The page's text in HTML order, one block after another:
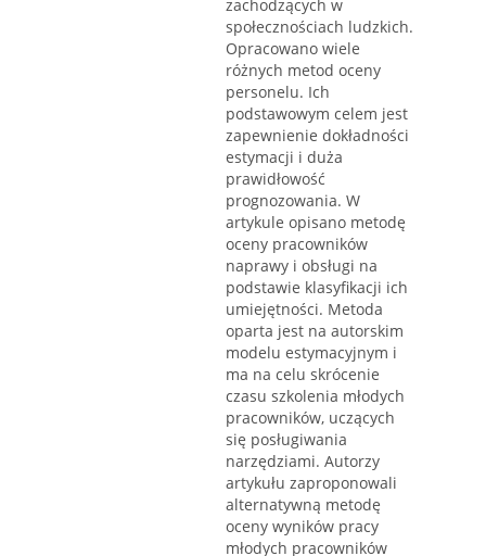
zachodzących w
społecznościach ludzkich.
Opracowano wiele
różnych metod oceny
personelu. Ich
podstawowym celem jest
zapewnienie dokładności
estymacji i duża
prawidłowość
prognozowania. W
artykule opisano metodę
oceny pracowników
naprawy i obsługi na
podstawie klasyfikacji ich
umiejętności. Metoda
oparta jest na autorskim
modelu estymacyjnym i
ma na celu skrócenie
czasu szkolenia młodych
pracowników, uczących
się posługiwania
narzędziami. Autorzy
artykułu zaproponowali
alternatywną metodę
oceny wyników pracy
młodych pracowników